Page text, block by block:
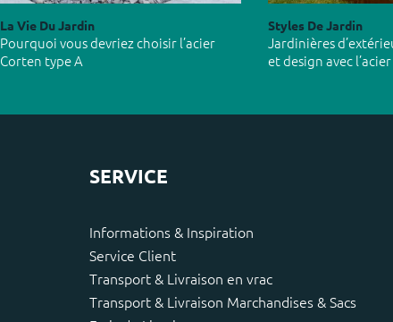
La Vie Du Jardin
Pourquoi vous devriez choisir l’acier
Corten type A
Styles De Jardin
Jardinières
et design avec
SERVICE
Informations & Inspiration
Service Client
Transport & Livraison en vrac
Transport & Livraison Marchandises & Sacs